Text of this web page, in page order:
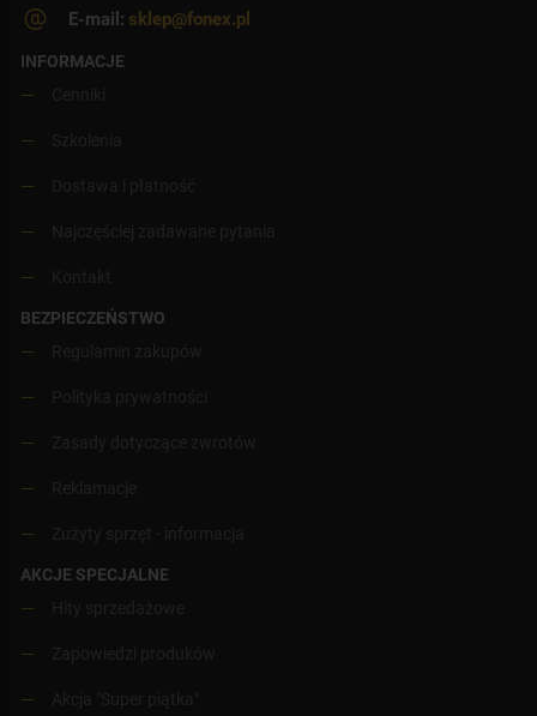
E-mail: sklep@fonex.pl
INFORMACJE
BEZPIECZEŃSTWO
AKCJE SPECJALNE